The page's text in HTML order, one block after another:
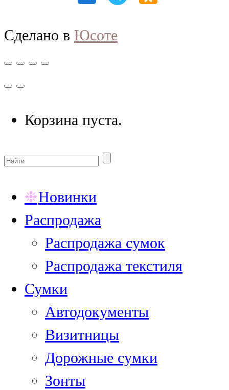
Сделано в Юсоте
Корзина пуста.
Новинки
Распродажа
Распродажа сумок
Распродажа текстиля
Сумки
Автодокументы
Визитницы
Дорожные сумки
Зонты